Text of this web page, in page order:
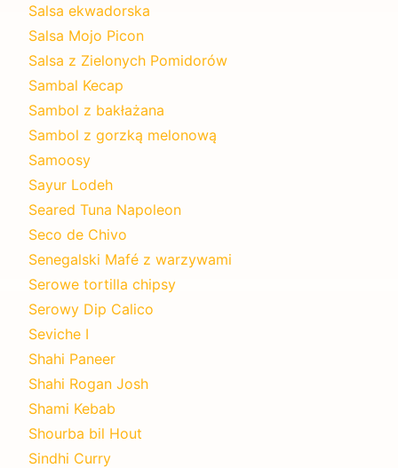
Salsa ekwadorska
Salsa Mojo Picon
Salsa z Zielonych Pomidorów
Sambal Kecap
Sambol z bakłażana
Sambol z gorzką melonową
Samoosy
Sayur Lodeh
Seared Tuna Napoleon
Seco de Chivo
Senegalski Mafé z warzywami
Serowe tortilla chipsy
Serowy Dip Calico
Seviche I
Shahi Paneer
Shahi Rogan Josh
Shami Kebab
Shourba bil Hout
Sindhi Curry